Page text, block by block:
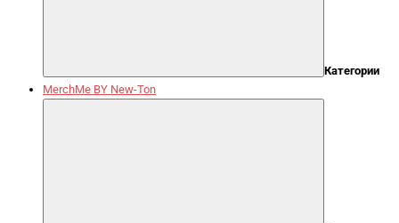
Категории
MerchMe BY New-Ton